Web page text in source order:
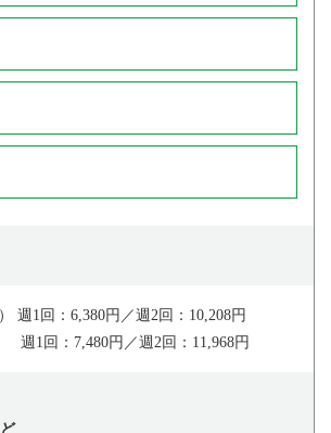
週1回：6,380円／週2回：10,208円
週1回：7,480円／週2回：11,968円